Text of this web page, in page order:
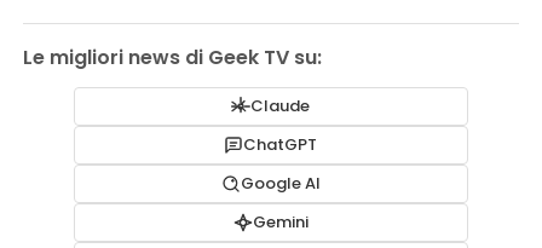
Le migliori news di Geek TV su:
Claude
ChatGPT
Google AI
Gemini